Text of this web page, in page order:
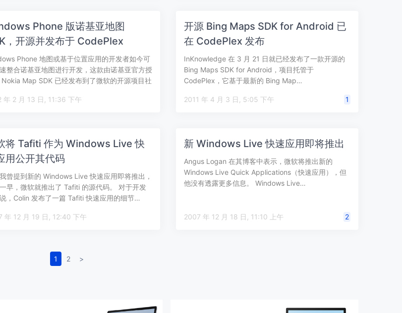
Phone 版诺基亚地图
，开源并发布于 CodePlex
Phone 地图或基于位置应用的开发者如今可
整合诺基亚地图进行开发，这款由诺基亚官方授
Map SDK 已经发布到了微软的开源项目社
2012 年 2 月 13 日, 11:36 下午
开源 Bing Maps SDK for Android 已
在 CodePlex 发布
InKnowledge 在 3 月 21 日就已经发布了一款开源的
Bing Maps SDK for Android，项目托管于
CodePlex，它基于最新的 Bing Map…
2011 年 4 月 3 日, 5:05 下午 1
将 Tafiti 作为 Windows Live 快
用公开其代码
曾提到新的 Windows Live 快速应用即将推出，
早，微软就推出了 Tafiti 的源代码。 对于开发
，Colin 发布了一篇 Tafiti 快速应用的细节…
2007 年 12 月 19 日, 12:40 下午
新 Windows Live 快速应用即将推出
Angus Logan 在其博客中表示，微软将推出新的
Windows Live Quick Applications（快速应用），但
他没有透露更多信息。 Windows Live…
2007 年 12 月 18 日, 11:10 上午 2
1 2 >